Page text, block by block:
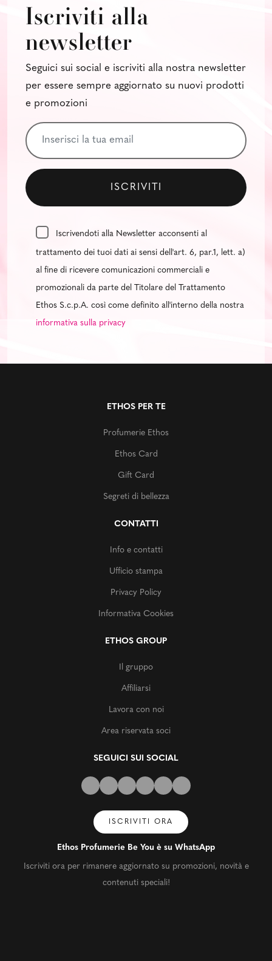
Iscriviti alla
newsletter
Seguici sui social e iscriviti alla nostra newsletter
per essere sempre aggiornato su nuovi prodotti
e promozioni
Iscrivendoti alla Newsletter acconsenti al
trattamento dei tuoi dati ai sensi dell'art. 6, par.1, lett. a)
al fine di ricevere comunicazioni commerciali e
promozionali da parte del Titolare del Trattamento
Ethos S.c.p.A. così come definito all'interno della nostra
informativa sulla privacy
ETHOS PER TE
Profumerie Ethos
Ethos Card
Gift Card
Segreti di bellezza
CONTATTI
Info e contatti
Ufficio stampa
Privacy Policy
Informativa Cookies
ETHOS GROUP
Il gruppo
Affiliarsi
Lavora con noi
Area riservata soci
SEGUICI SUI SOCIAL
ISCRIVITI ORA
Ethos Profumerie Be You è su WhatsApp
Iscriviti ora per rimanere aggiornato su promozioni, novità e
contenuti speciali!